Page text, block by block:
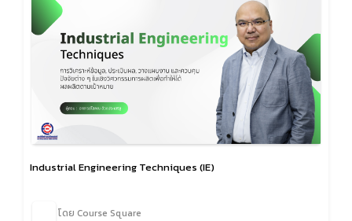
Industrial Engineering Techniques (IE)
โดย Course Square